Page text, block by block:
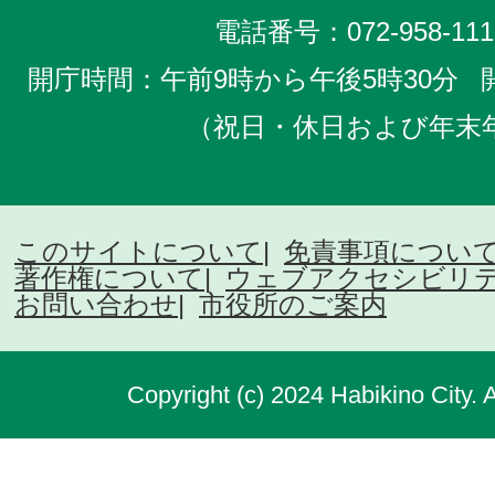
電話番号： 072-958-
開庁時間：午前9時から午後5時30分
（祝日・休日および年
このサイトについて
免責事項につい
著作権について
ウェブアクセシビリ
お問い合わせ
市役所のご案内
Copyright (c) 2024 Habikino City.